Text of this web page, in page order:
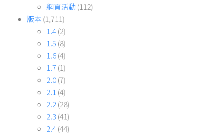
網頁活動 (112)
版本 (1,711)
1.4(2)
1.5 (8)
1.6(4)
1.7 (1)
2.0(7)
2.1 (4)
2.2 (28)
2.3 (41)
2.4(44)